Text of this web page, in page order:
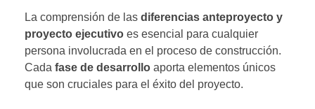
La comprensión de las diferencias anteproyecto y
proyecto ejecutivo es esencial para cualquier
persona involucrada en el proceso de construcción.
Cada fase de desarrollo aporta elementos únicos
que son cruciales para el éxito del proyecto.